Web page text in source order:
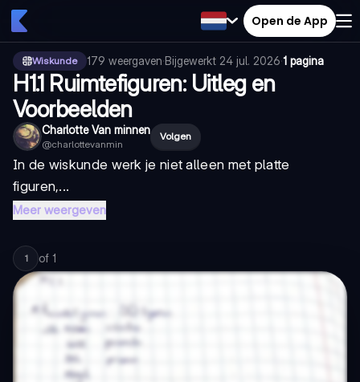
Open de App
Wiskunde 179 weergaven·Bijgewerkt 24 jul. 2026·1 pagina
H1.1 Ruimtefiguren: Uitleg en
Voorbeelden
Charlotte Van minnen
@charlottevanmin
Volgen
In de wiskunde werk je niet alleen met platte
figuren,...
Meer weergeven
1 of 1